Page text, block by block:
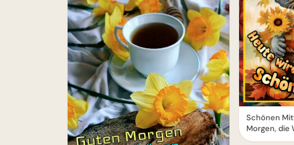
Schönen
Morgen, die